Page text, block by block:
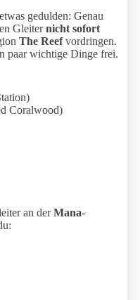
gedulden: Genau
Gleiternicht sofort
The Reefvordringen.
paar wichtige Dinge frei.
Coralwood)
an derMana-